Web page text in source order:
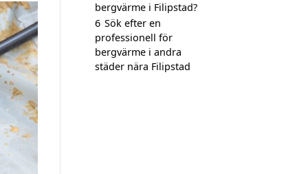
bergvärme i Filipstad?
6 Sök efter en
professionell för
bergvärme i andra
städer nära Filipstad